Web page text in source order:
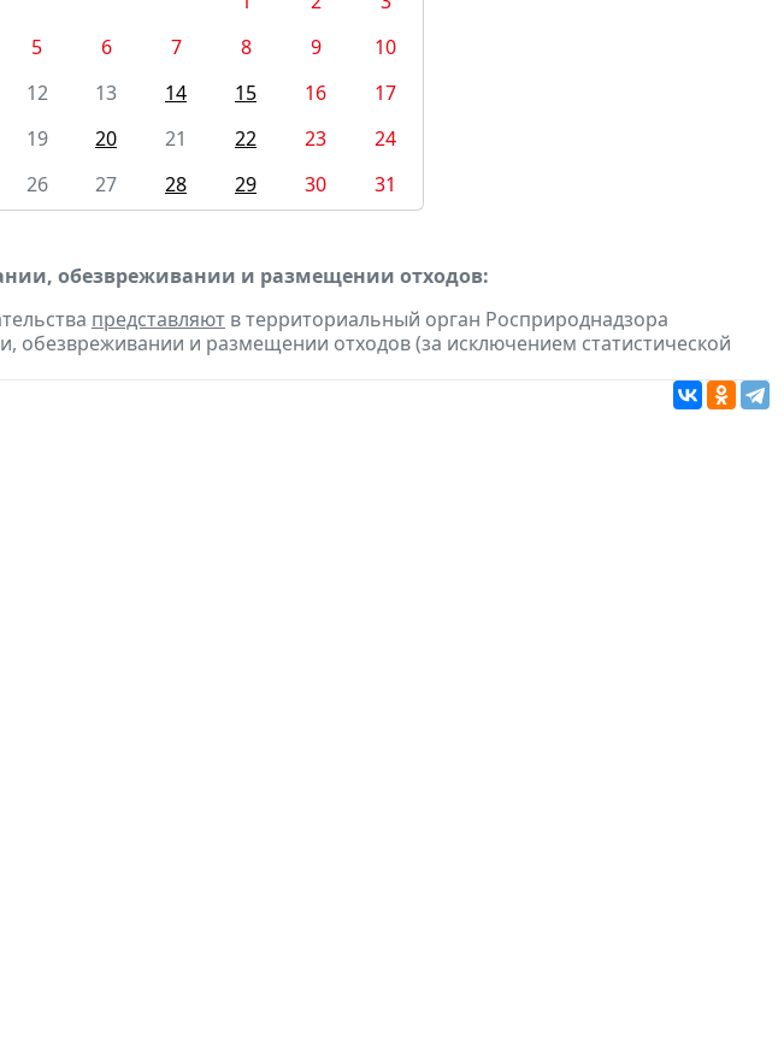
5 6 7 8 9
10
12 13 14 15 16
17
19 20 21 22 23
24
26 27 28 29 30 31
обезвреживании и размещении отходов:
представляют в территориальный орган Росприроднадзора
обезвреживании и размещении отходов (за исключением статистической